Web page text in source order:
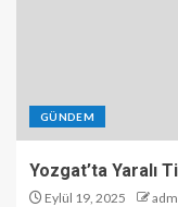
GÜNDEM
Yozgat’ta Yaralı
Eylül 19, 2025